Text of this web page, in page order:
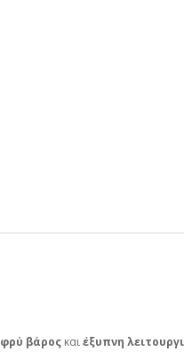
βάρος καιέξυπνη